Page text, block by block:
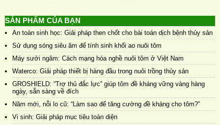
SẢN PHẨM CỦA BẠN
An toàn sinh học: Giải pháp then chốt cho bài toán dịch bệnh thủy sản
Sử dụng sóng siêu âm để tính sinh khối ao nuôi tôm
Máy sưởi ngâm: Cách mạng hóa nghề nuôi tôm ở Việt Nam
Waterco: Giải pháp thiết bị hàng đầu trong nuôi trồng thủy sản
GROSHIELD: “Trợ thủ đắc lực” giúp tôm đề kháng vững vàng hàng
ngày, sẵn sàng về đích
Năm mới, nỗi lo cũ: “Làm sao để tăng cường đề kháng cho tôm?”
Vi sinh: Giải pháp mục tiêu toàn diện